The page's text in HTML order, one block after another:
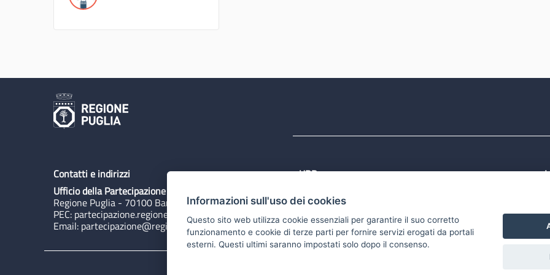
Contatti e indirizzi
Ufficio della Partecipazione
Regione Puglia - 70100 Bari, Lungomare N. Sauro 31
PEC: partecipazione.regione@pec.rupar.puglia.it
Email: partecipazione@regione.puglia.it
URP
Email:quiregione@regione.puglia.it
Rubrica
Informazioni sull'uso dei cookies
Questo sito web utilizza cookie essenziali per garantire il suo corretto
funzionamento e cookie di terze parti per fornire servizi erogati da portali
esterni. Questi ultimi saranno impostati solo dopo il consenso.